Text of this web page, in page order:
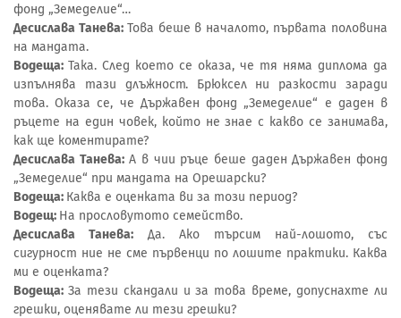
фонд „Земеделие“…
Десислава Танева: Това беше в началото, първата половина
на мандата.
Водеща: Така. След което се оказа, че тя няма диплома да
изпълнява тази длъжност. Брюксел ни разкости заради
това. Оказа се, че Държавен фонд „Земеделие“ е даден в
ръцете на един човек, който не знае с какво се занимава,
как ще коментирате?
Десислава Танева:А в чии ръце беше даден Държавен фонд
„Земеделие“ при мандата на Орешарски?
Водеща: Каква е оценката ви за този период?
Водещ: На прословутото семейство.
Десислава Танева: Да. Ако търсим най-лошото, със
сигурност ние не сме първенци по лошите практики. Каква
ми е оценката?
Водеща: За тези скандали и за това време, допуснахте ли
грешки, оценявате ли тези грешки?